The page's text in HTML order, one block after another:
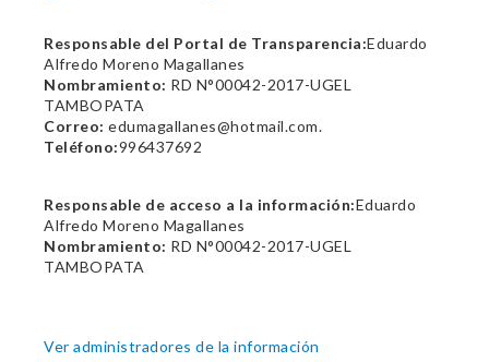
Responsable del Portal de Transparencia:Eduardo
Alfredo Moreno Magallanes
Nombramiento: RD N°00042-2017-UGEL
TAMBOPATA
Correo: edumagallanes@hotmail.com.
Teléfono:996437692
Responsable de acceso a la información:Eduardo
Alfredo Moreno Magallanes
Nombramiento: RD N°00042-2017-UGEL
TAMBOPATA
Ver administradores de la información